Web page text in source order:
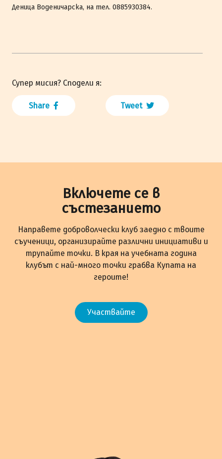
Деница Воденичарска, на тел. 0885930384.
Супер мисия? Сподели я:
Share Tweet
Включете се в
състезанието
Направете доброволчески клуб заедно с твоите
съученици, организирайте различни инициативи и
трупайте точки. В края на учебната година
клубът с най-много точки грабва Купата на
героите!
Участвайте